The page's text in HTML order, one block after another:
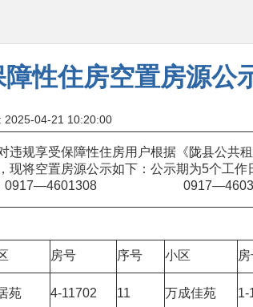
障性住房空置房源公
2025-04-21 10:20:00
享受保障性住房用户根据《陇县公共租
现将空置房源公示如下：公示期为5个工作
电话：0917—4601308
房号 序号 小区
苑 4-11702 11 万成佳苑 1-